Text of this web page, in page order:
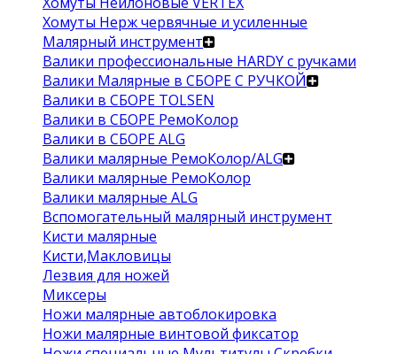
Хомуты Нерж червячные и усиленные
Малярный инструмент
Валики профессиональные HARDY с ручками
Валики Малярные в СБОРЕ С РУЧКОЙ
Валики в СБОРЕ TOLSEN
Валики в СБОРЕ РемоКолор
Валики в СБОРЕ ALG
Валики малярные РемоКолор/ALG
Валики малярные РемоКолор
Валики малярные ALG
Вспомогательный малярный инструмент
Кисти малярные
Кисти,Макловицы
Лезвия для ножей
Миксеры
Ножи малярные автоблокировка
Ножи малярные винтовой фиксатор